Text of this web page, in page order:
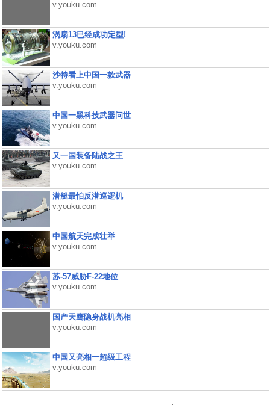
v.youku.com
涡扇13已经成功定型!
v.youku.com
沙特看上中国一款武器
v.youku.com
中国一黑科技武器问世
v.youku.com
又一国装备陆战之王
v.youku.com
潜艇最怕反潜巡逻机
v.youku.com
中国航天完成壮举
v.youku.com
苏-57威胁F-22地位
v.youku.com
国产天鹰隐身战机亮相
v.youku.com
中国又亮相一超级工程
v.youku.com